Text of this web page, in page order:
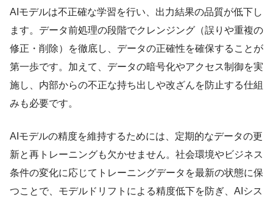
AIモデルは不正確な学習を行い、出力結果の品質が低下し
ます。データ前処理の段階でクレンジング（誤りや重複の
修正・削除）を徹底し、データの正確性を確保することが
第一歩です。加えて、データの暗号化やアクセス制御を実
施し、内部からの不正な持ち出しや改ざんを防止する仕組
みも必要です。
AIモデルの精度を維持するためには、定期的なデータの更
新と再トレーニングも欠かせません。社会環境やビジネス
条件の変化に応じてトレーニングデータを最新の状態に保
つことで、モデルドリフトによる精度低下を防ぎ、AIシス